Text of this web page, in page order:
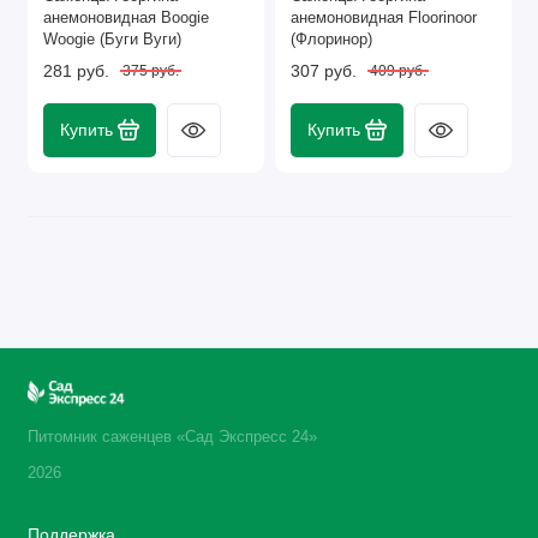
анемоновидная Boogie
Woogie (Буги Вуги)
281 руб. 375 руб.
Купить
анемоновидная Floorinoor
(Флоринор)
307 руб. 409 руб.
Купить
Питомник саженцев «Сад Экспресс 24»
2026